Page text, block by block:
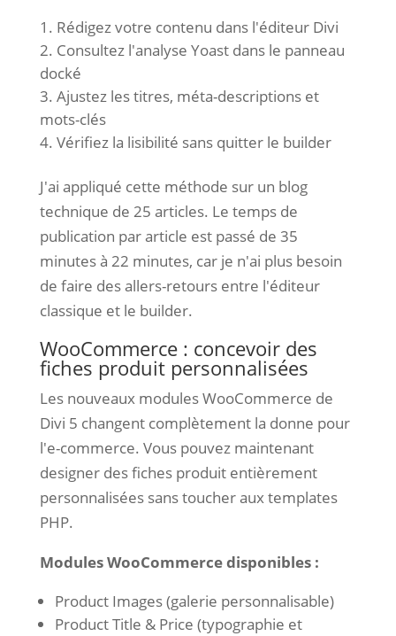
Rédigez votre contenu dans l'éditeur Divi
Consultez l'analyse Yoast dans le panneau
docké
Ajustez les titres, méta-descriptions et
mots-clés
Vérifiez la lisibilité sans quitter le builder
J'ai appliqué cette méthode sur un blog
technique de 25 articles. Le temps de
publication par article est passé de 35
minutes à 22 minutes, car je n'ai plus besoin
de faire des allers-retours entre l'éditeur
classique et le builder.
WooCommerce : concevoir des
fiches produit personnalisées
Les nouveaux modules WooCommerce de
Divi 5 changent complètement la donne pour
l'e-commerce. Vous pouvez maintenant
designer des fiches produit entièrement
personnalisées sans toucher aux templates
PHP.
Modules WooCommerce disponibles :
Product Images (galerie personnalisable)
Product Title & Price (typographie et